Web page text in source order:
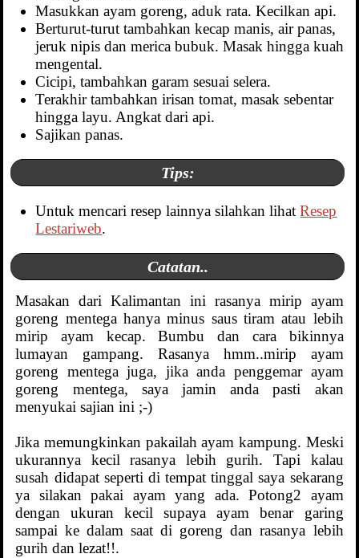
Masukkan ayam goreng, aduk rata. Kecilkan api.
Berturut-turut tambahkan kecap manis, air panas,
jeruk nipis dan merica bubuk. Masak hingga kuah
mengental.
Cicipi, tambahkan garam sesuai selera.
Terakhir tambahkan irisan tomat, masak sebentar
hingga layu. Angkat dari api.
Sajikan panas.
Tips:
Untuk mencari resep lainnya silahkan lihatResep
Lestariweb.
Catatan..
Masakan dari Kalimantan ini rasanya mirip ayam
goreng mentega hanya minus saus tiram atau lebih
mirip ayam kecap. Bumbu dan cara bikinnya
lumayan gampang. Rasanya hmm..mirip ayam
goreng mentega juga, jika anda penggemar ayam
goreng mentega, saya jamin anda pasti akan
menyukai sajian ini ;-)
Jika memungkinkan pakailah ayam kampung. Meski
ukurannya kecil rasanya lebih gurih. Tapi kalau
susah didapat seperti di tempat tinggal saya sekarang
ya silakan pakai ayam yang ada. Potong2 ayam
dengan ukuran kecil supaya ayam benar garing
sampai ke dalam saat di goreng dan rasanya lebih
gurih dan lezat!!.